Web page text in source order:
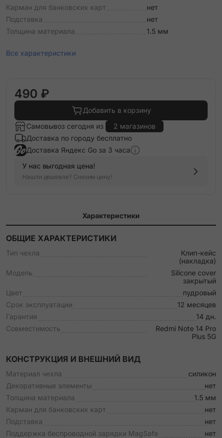
Карман для банковских карт
нет
Подставка
нет
Толщина материала
1.5 мм
Все характеристики
490 ₽
Добавить в корзину
Самовывоз сегодня из
2 магазинов
Доставка по городу бесплатно
Доставка Яндекс Go за 3 часа
У нас выгодная цена!
Нашли дешевле? Снизим цену!
Характеристики
ОБЩИЕ ХАРАКТЕРИСТИКИ
Тип чехла
Клип-кейс
(накладка)
Модель
Silicone cover
закрытый
Цвет
пудровый
Срок эксплуатации
12 месяцев
Гарантия
14 дн.
Совместимость
Redmi Note 14 Pro
Plus 5G
КОНСТРУКЦИЯ И ВНЕШНИЙ ВИД
Материал чехла
силикон
Декоративные элементы
нет
Толщина материала
1.5 мм
Карман для банковских карт
нет
Подставка
нет
Поддержка беспроводной зарядки MagSafe
нет